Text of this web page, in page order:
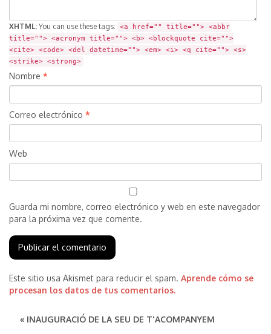
XHTML: You can use these tags:
<a href="" title=""> <abbr
title=""> <acronym title=""> <b> <blockquote cite="">
<cite> <code> <del datetime=""> <em> <i> <q cite=""> <s>
<strike> <strong>
Nombre *
Correo electrónico *
Web
Guarda mi nombre, correo electrónico y web en este navegador
para la próxima vez que comente.
Este sitio usa Akismet para reducir el spam. Aprende cómo se
procesan los datos de tus comentarios.
« INAUGURACIÓ DE LA SEU DE T'ACOMPANYEM